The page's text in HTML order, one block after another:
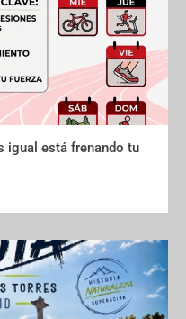
igual está frenando tu